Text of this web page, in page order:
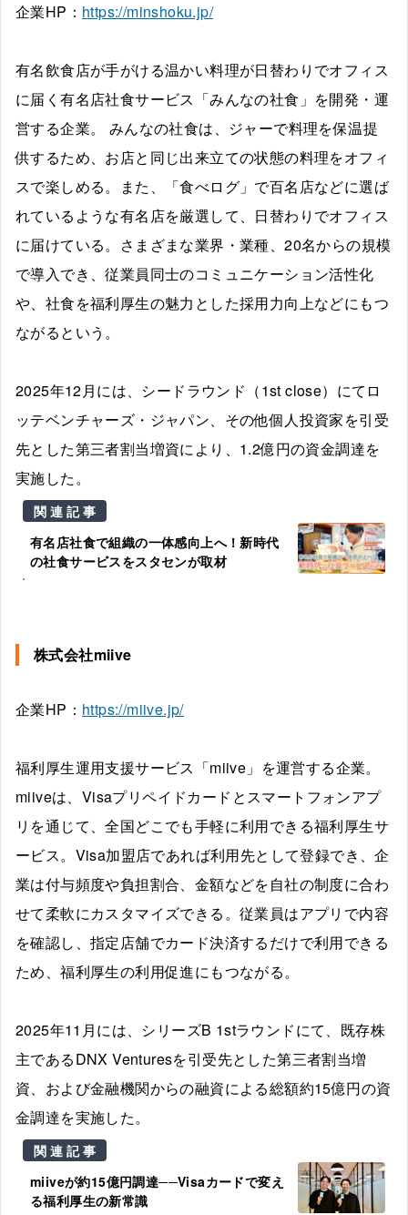
企業HP： https://minshoku.jp/
有名飲食店が手がける温かい料理が日替わりでオフィス
に届く有名店社食サービス「みんなの社食」を開発・運
営する企業。 みんなの社食は、ジャーで料理を保温提
供するため、お店と同じ出来立ての状態の料理をオフィ
スで楽しめる。また、「食べログ」で百名店などに選ば
れているような有名店を厳選して、日替わりでオフィス
に届けている。さまざまな業界・業種、20名からの規模
で導入でき、従業員同士のコミュニケーション活性化
や、社食を福利厚生の魅力とした採用力向上などにもつ
ながるという。
2025年12月には、シードラウンド（1st close）にてロ
ッテベンチャーズ・ジャパン、その他個人投資家を引受
先とした第三者割当増資により、1.2億円の資金調達を
実施した。
関連記事
有名店社食で組織の一体感向上へ！新時代
の社食サービスをスタセンが取材
株式会社miive
企業HP： https://miive.jp/
福利厚生運用支援サービス「miive」を運営する企業。
miiveは、Visaプリペイドカードとスマートフォンアプ
リを通じて、全国どこでも手軽に利用できる福利厚生サ
ービス。Visa加盟店であれば利用先として登録でき、企
業は付与頻度や負担割合、金額などを自社の制度に合わ
せて柔軟にカスタマイズできる。従業員はアプリで内容
を確認し、指定店舗でカード決済するだけで利用できる
ため、福利厚生の利用促進にもつながる。
2025年11月には、シリーズB 1stラウンドにて、既存株
主であるDNX Venturesを引受先とした第三者割当増
資、および金融機関からの融資による総額約15億円の資
金調達を実施した。
関連記事
miiveが約15億円調達──Visaカードで変え
る福利厚生の新常識